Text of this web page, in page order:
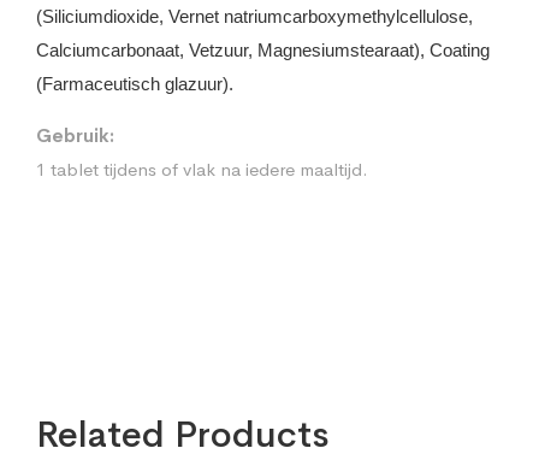
(Siliciumdioxide, Vernet natriumcarboxymethylcellulose,
Calciumcarbonaat, Vetzuur, Magnesiumstearaat), Coating
(Farmaceutisch glazuur).
Gebruik:
1 tablet tijdens of vlak na iedere maaltijd.
Related Products